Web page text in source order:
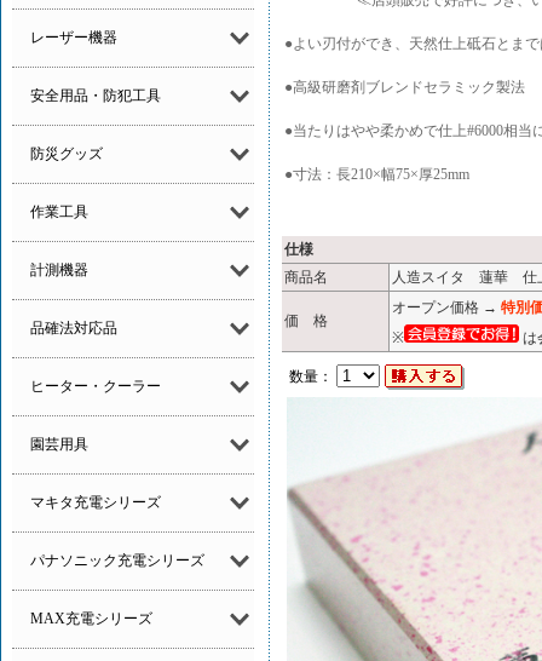
レーザー機器
安全用品・防犯工具
防災グッズ
作業工具
計測機器
品確法対応品
ヒーター・クーラー
園芸用具
マキタ充電シリーズ
パナソニック充電シリーズ
MAX充電シリーズ
●よい刃付ができ、天然仕上砥石とま
●高級研磨剤ブレンドセラミック製法
●当たりはやや柔かめで仕上#6000相当
●寸法：長210×幅75×厚25mm
仕様
商品名
人造スイタ 蓮華 仕
価 格
オープン価格 → 特別
※
は
数量：